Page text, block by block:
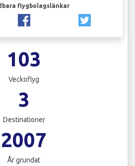
flygbolagslänkar
103
Veckoflyg
3
Destinationer
2007
År grundat